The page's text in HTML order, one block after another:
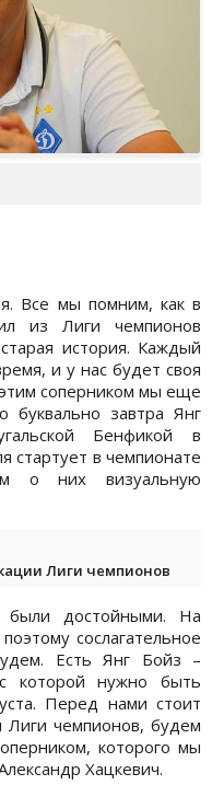
Все мы помним, как в
из Лиги чемпионов
история. Каждый
и у нас будет своя
соперником мы еще
буквально завтра Янг
Бенфикой в
стартует в чемпионате
о них визуальную
Лиги чемпионов
были достойными. На
сослагательное
Есть Янг Бойз –
которой нужно быть
Перед нами стоит
Лиги чемпионов, будем
которого мы
Хацкевич.